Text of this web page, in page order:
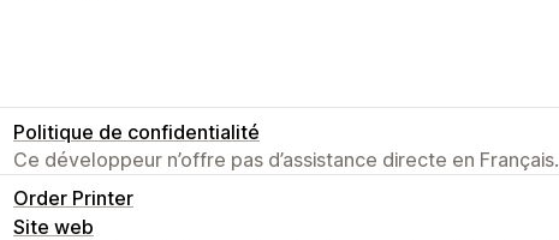
Politique de confidentialité
Ce développeur n’offre pas d’assistance directe en Français.
Order Printer
Site web